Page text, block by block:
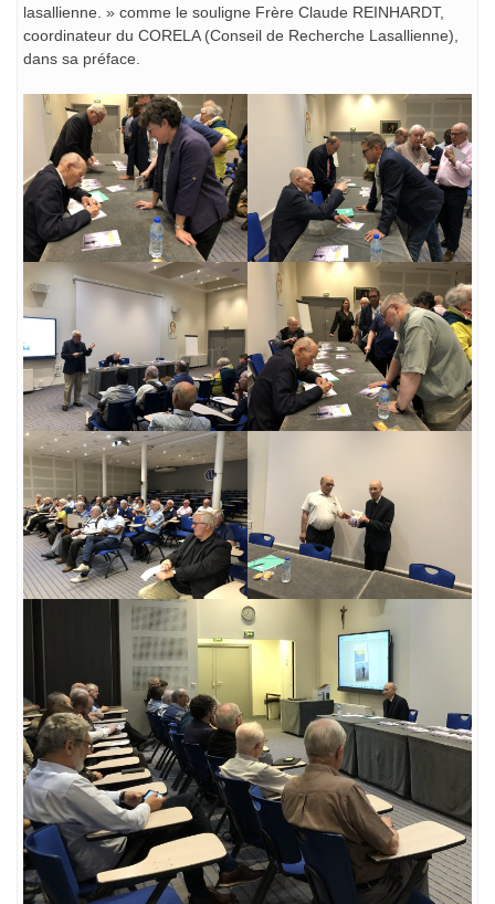
lasallienne. » comme le souligne Frère Claude REINHARDT,
coordinateur du CORELA (Conseil de Recherche Lasallienne),
dans sa préface.